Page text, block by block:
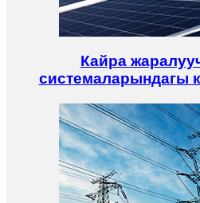
Кайра
системаларындагы